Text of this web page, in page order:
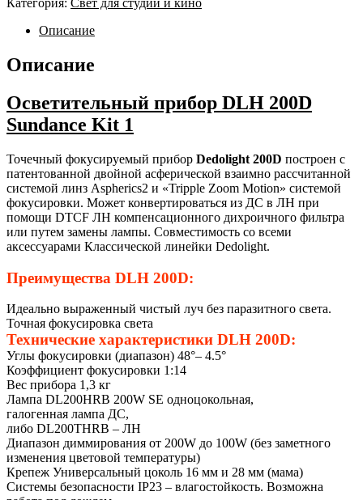
Категория: Свет для студий и кино
Описание
Описание
Осветительный прибор DLH 200D
Sundance Kit 1
Точечный фокусируемый прибор Dedolight 200D построен с
патентованной двойной асферической взаимно рассчитанной
системой линз Aspherics2 и «Tripple Zoom Motion» системой
фокусировки. Может конвертироваться из ДС в ЛН при
помощи DTCF ЛН компенсационного дихроичного фильтра
или путем замены лампы. Совместимость со всеми
аксессуарами Классической линейки Dedolight.
Преимущества DLH 200D:
Идеально выраженный чистый луч без паразитного света.
Точная фокусировка света
Технические характеристики DLH 200D:
Углы фокусировки (диапазон) 48°– 4.5°
Коэффициент фокусировки 1:14
Вес прибора 1,3 кг
Лампа DL200HRB 200W SE одноцокольная,
галогенная лампа ДС,
либо DL200THRB – ЛН
Диапазон диммирования от 200W до 100W (без заметного
изменения цветовой температуры)
Крепеж Универсальный цоколь 16 мм и 28 мм (мама)
Системы безопасности IP23 – влагостойкость. Возможна